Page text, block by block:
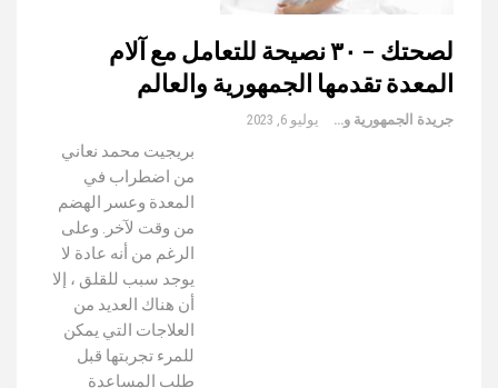
لصحتك – ٣٠ نصيحة للتعامل مع آلام
المعدة تقدمها الجمهورية والعالم
جريدة الجمهورية والعالم يوليو 6, 2023
بريجيت محمد نعاني
من اضطراب في
المعدة وعسر الهضم
من وقت لآخر. وعلى
الرغم من أنه عادة لا
يوجد سبب للقلق ، إلا
أن هناك العديد من
العلاجات التي يمكن
للمرء تجربتها قبل
طلب المساعدة